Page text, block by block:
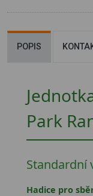
POPIS
Park
Standardní
Hadice pro